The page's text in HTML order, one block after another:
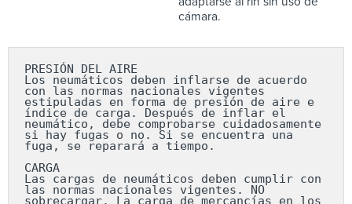
cámara.
PRESIÓN DEL AIRE
Los neumáticos deben inflarse de acuerdo
con las normas nacionales vigentes
estipuladas en forma de presión de aire e
índice de carga. Después de inflar el
neumático, debe comprobarse cuidadosamente
si hay fugas o no. Si se encuentra una
fuga, se reparará a tiempo.
CARGA
Las cargas de neumáticos deben cumplir con
las normas nacionales vigentes. NO
sobrecargar. La carga de mercancías en los